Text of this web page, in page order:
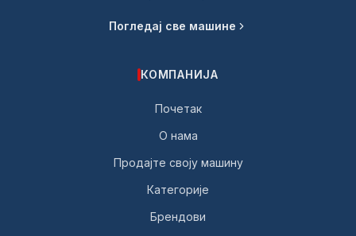
Погледај све машине
КОМПАНИЈА
Почетак
О нама
Продајте своју машину
Категорије
Брендови